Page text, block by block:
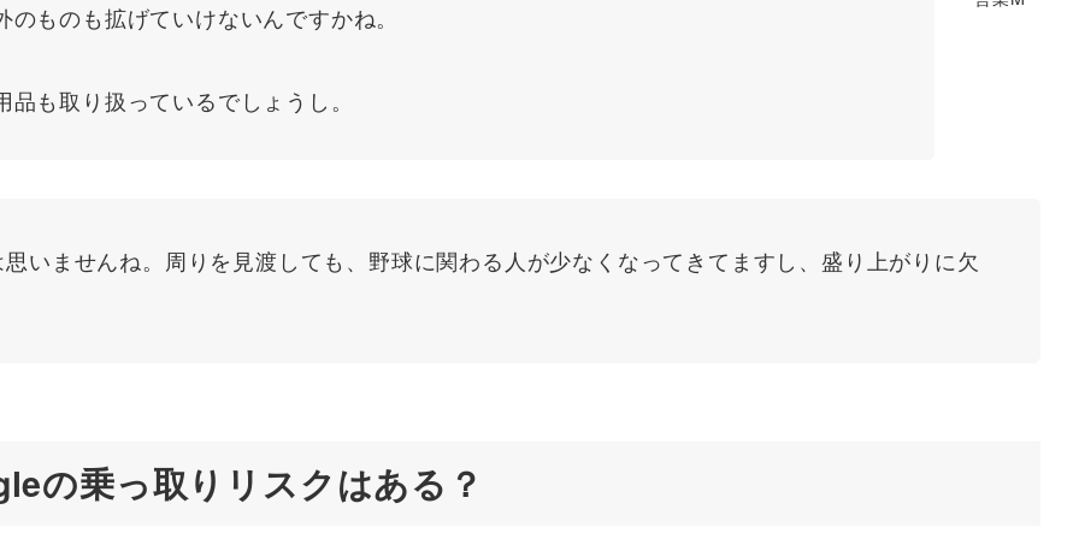
ものも拡げていけないんですかね。
も取り扱っているでしょうし。
いませんね。周りを見渡しても、野球に関わる人が少なくなってきてますし、盛り上がりに欠
の乗っ取りリスクはある？